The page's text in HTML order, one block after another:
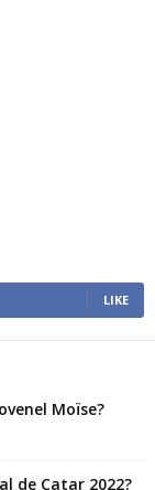
LIKE
Moïse?
de Catar 2022?